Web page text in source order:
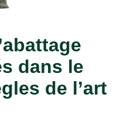
dans le
de l’art